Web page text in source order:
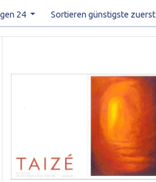
24 Sortieren günstigste zuerst